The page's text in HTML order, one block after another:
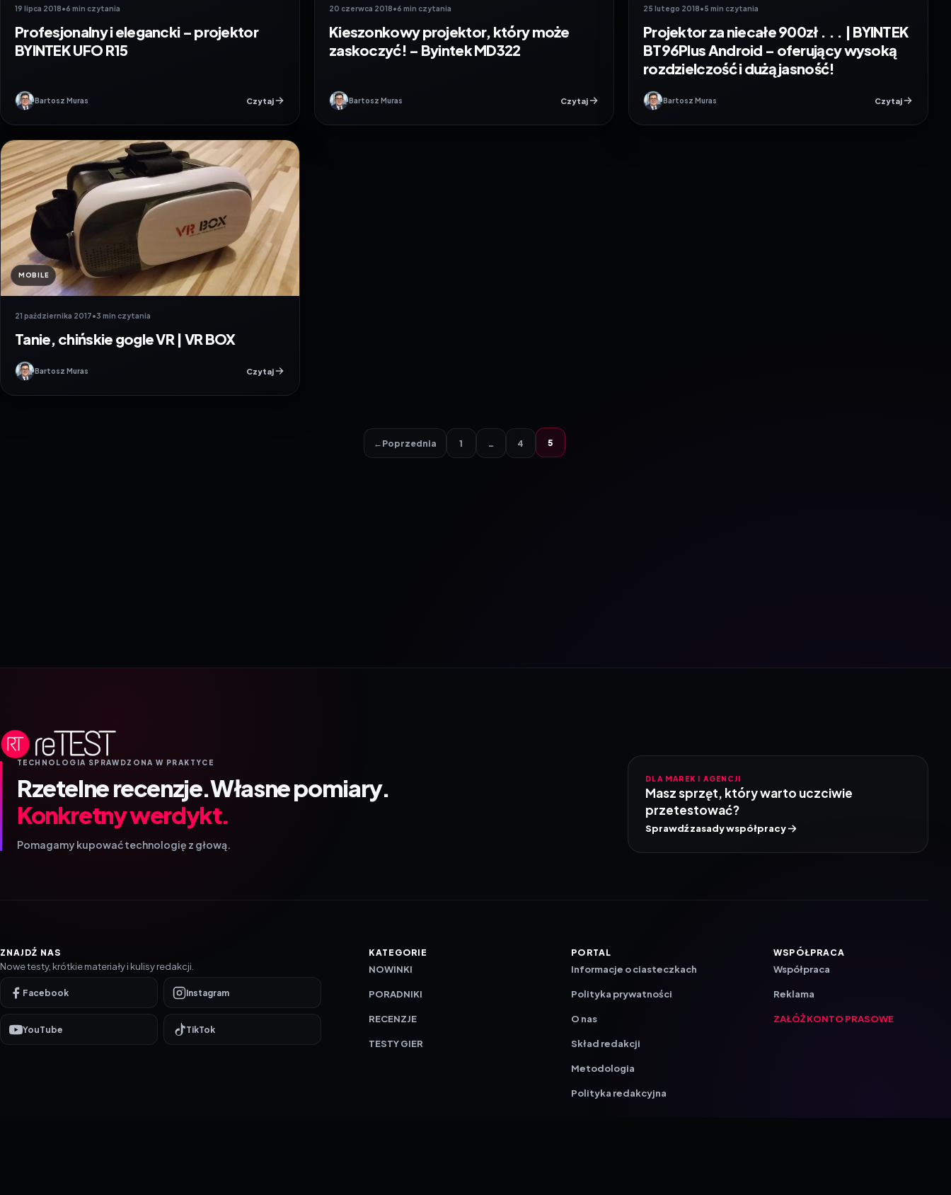
19 lipca 2018•6 min czytania
Profesjonalny i elegancki – projektor
BYINTEK UFO R15
Bartosz Muras Czytaj
20 czerwca 2018•6 min czytania
Kieszonkowy projektor, który może
zaskoczyć! – Byintek MD322
Bartosz Muras Czytaj
25 lutego 2018•5 min czytania
Projektor za niecałe 900zł . . . | BYINTEK
BT96Plus Android – oferujący wysoką
rozdzielczość i dużą jasność!
Bartosz Muras Czytaj
MOBILE
21 października 2017•3 min czytania
Tanie, chińskie gogle VR | VR BOX
Bartosz Muras Czytaj
← Poprzednia 1 … 4 5
TECHNOLOGIA SPRAWDZONA W PRAKTYCE
Rzetelne recenzje.Własne pomiary.
Konkretny werdykt.
Pomagamy kupować technologię z głową.
DLA MAREK I AGENCJI
Masz sprzęt, który warto uczciwie
przetestować?
Sprawdź zasady współpracy
ZNAJDŹ NAS
Nowe testy, krótkie materiały i kulisy redakcji.
Facebook Instagram
YouTube TikTok
KATEGORIE
NOWINKI
PORADNIKI
RECENZJE
TESTY GIER
PORTAL
Informacje o ciasteczkach
Polityka prywatności
O nas
Skład redakcji
Metodologia
Polityka redakcyjna
WSPÓŁPRACA
Współpraca
Reklama
ZAŁÓŻ KONTO PRASOWE